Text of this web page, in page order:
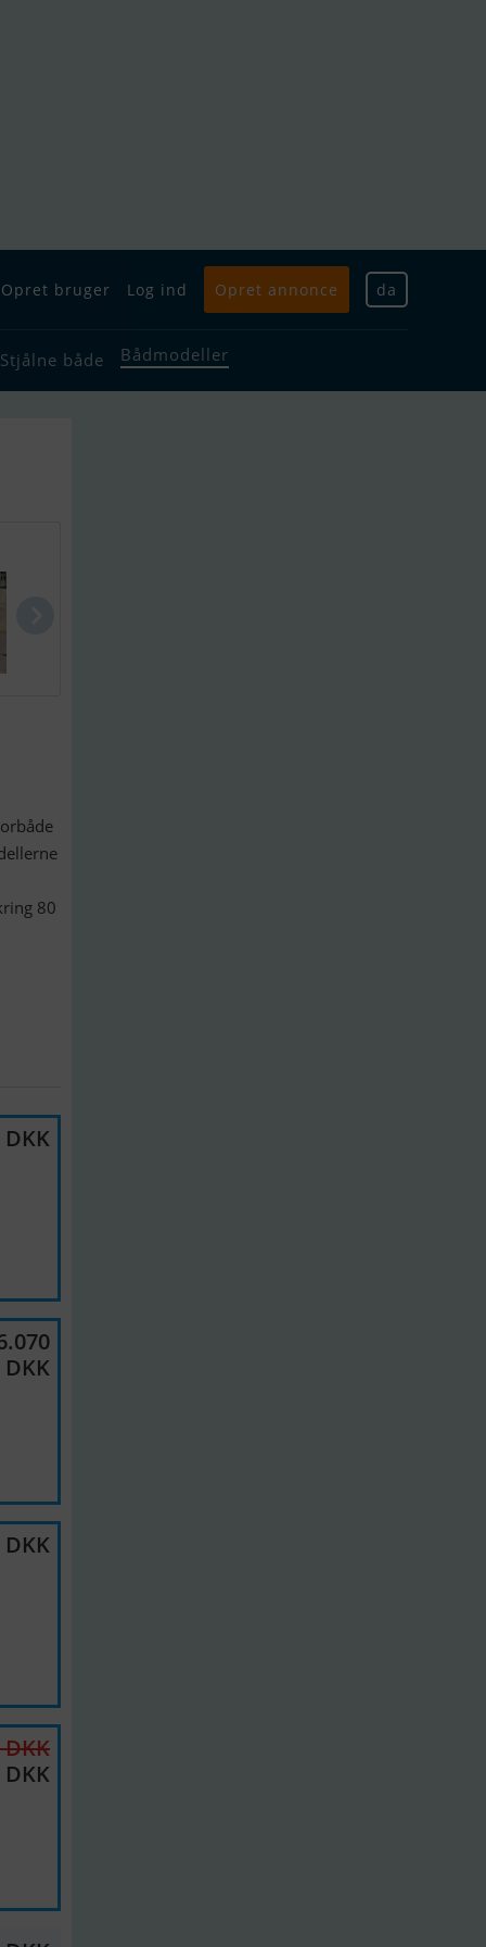
Opret bruger Log ind Opret annonce da
Stjålne både Bådmodeller
80
DKK
DKK
DKK